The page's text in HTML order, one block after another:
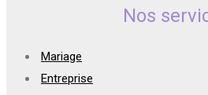
Nos
Mariage
Entreprise